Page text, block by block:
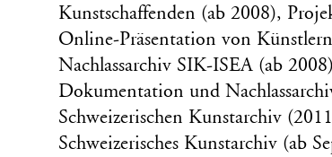
Kunstschaffenden (ab 2008),
Online-Präsentation von
Nachlassarchiv SIK-ISEA (ab
Dokumentation und
Schweizerischen Kunstarchiv
Schweizerisches Kunstarchiv (ab